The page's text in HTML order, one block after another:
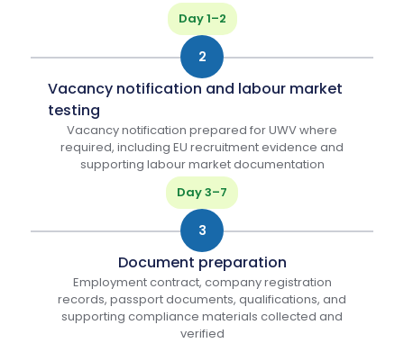
Day 1–2
2
Vacancy notification and labour market
testing
Vacancy notification prepared for UWV where
required, including EU recruitment evidence and
supporting labour market documentation
Day 3–7
3
Document preparation
Employment contract, company registration
records, passport documents, qualifications, and
supporting compliance materials collected and
verified